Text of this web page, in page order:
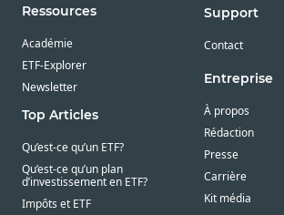
Ressources
Académie
ETF-Explorer
Newsletter
Top Articles
Qu’est-ce qu’un ETF?
Qu’est-ce qu’un plan
d’investissement en ETF?
Impôts et ETF
Support
Contact
Entreprise
À propos
Rédaction
Presse
Carrière
Kit média